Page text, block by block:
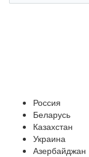
Россия
Беларусь
Казахстан
Украина
Азербайджан